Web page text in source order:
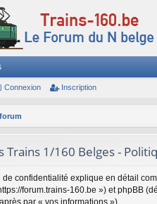
Connexion Inscription
Trains 1/160 Belges -
confidentialité explique en détail
forum.trains-160.be ») et phpBB
par « vos informations »).